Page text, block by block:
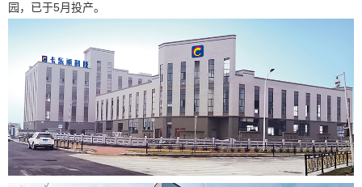
园，已于5月投产。